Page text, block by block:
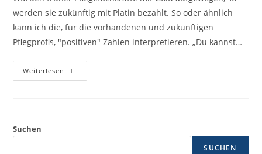
werden sie zukünftig mit Platin bezahlt. So oder ähnlich
kann ich die, für die vorhandenen und zukünftigen
Pflegprofis, "positiven" Zahlen interpretieren. „Du kannst…
Weiterlesen
Suchen
SUCHEN